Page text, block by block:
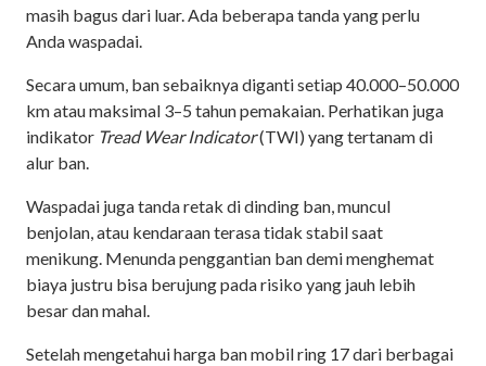
masih bagus dari luar. Ada beberapa tanda yang perlu
Anda waspadai.
Secara umum, ban sebaiknya diganti setiap 40.000–50.000
km atau maksimal 3–5 tahun pemakaian. Perhatikan juga
indikator Tread Wear Indicator(TWI) yang tertanam di
alur ban.
Waspadai juga tanda retak di dinding ban, muncul
benjolan, atau kendaraan terasa tidak stabil saat
menikung. Menunda penggantian ban demi menghemat
biaya justru bisa berujung pada risiko yang jauh lebih
besar dan mahal.
Setelah mengetahui harga ban mobil ring 17 dari berbagai